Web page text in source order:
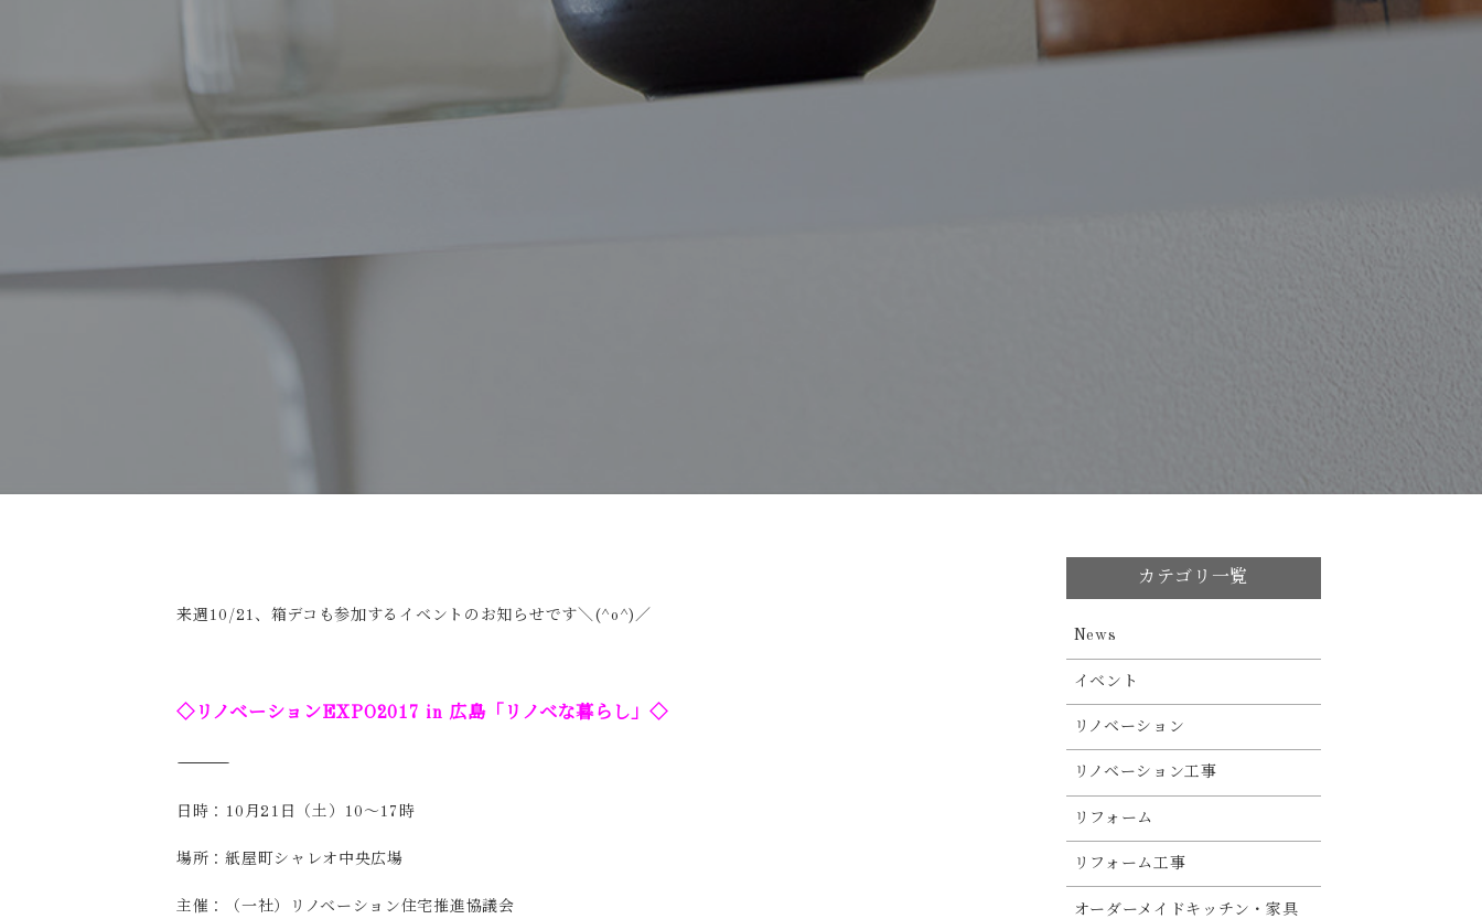
来週10/21、箱デコも参加するイベントのお知らせです＼(^o^)／
◇リノベーションEXPO2017 in 広島「リノベな暮らし」◇
―――――――――――――――――――――――――――――――――――
日時：10月21日（土）10～17時
場所：紙屋町シャレオ中央広場
主催：（一社）リノベーション住宅推進協議会
カテゴリ一覧
News
イベント
リノベーション
リノベーション工事
リフォーム
リフォーム工事
オーダーメイドキッチン・家具